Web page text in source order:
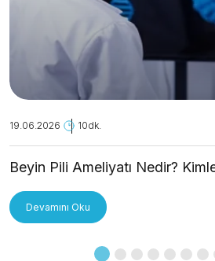
19.06.2026 10dk.
Beyin Pili Ameliyatı Nedir?
Devamını Oku